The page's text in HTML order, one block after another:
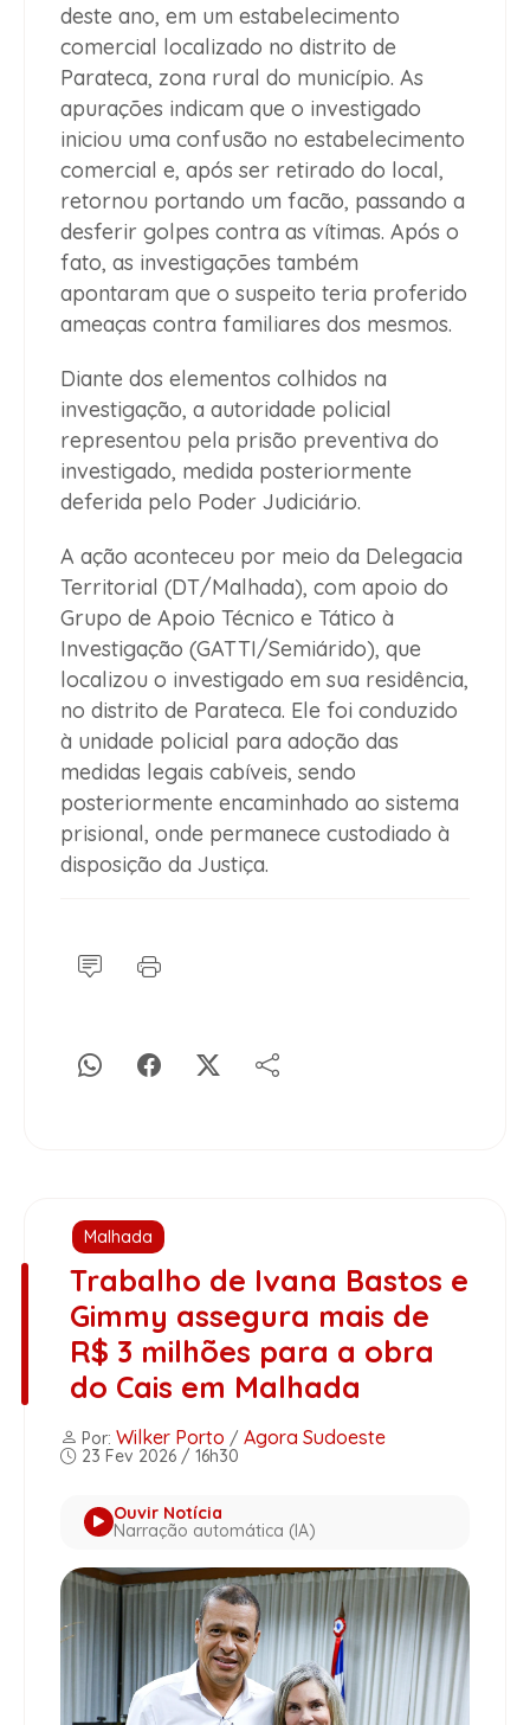
deste ano, em um estabelecimento
comercial localizado no distrito de
Parateca, zona rural do município. As
apurações indicam que o investigado
iniciou uma confusão no estabelecimento
comercial e, após ser retirado do local,
retornou portando um facão, passando a
desferir golpes contra as vítimas. Após o
fato, as investigações também
apontaram que o suspeito teria proferido
ameaças contra familiares dos mesmos.
Diante dos elementos colhidos na
investigação, a autoridade policial
representou pela prisão preventiva do
investigado, medida posteriormente
deferida pelo Poder Judiciário.
A ação aconteceu por meio da Delegacia
Territorial (DT/Malhada), com apoio do
Grupo de Apoio Técnico e Tático à
Investigação (GATTI/Semiárido), que
localizou o investigado em sua residência,
no distrito de Parateca. Ele foi conduzido
à unidade policial para adoção das
medidas legais cabíveis, sendo
posteriormente encaminhado ao sistema
prisional, onde permanece custodiado à
disposição da Justiça.
Malhada
Trabalho de Ivana Bastos e
Gimmy assegura mais de
R$ 3 milhões para a obra
do Cais em Malhada
Por: Wilker Porto / Agora Sudoeste
23 Fev 2026 / 16h30
Ouvir Notícia
Narração automática (IA)